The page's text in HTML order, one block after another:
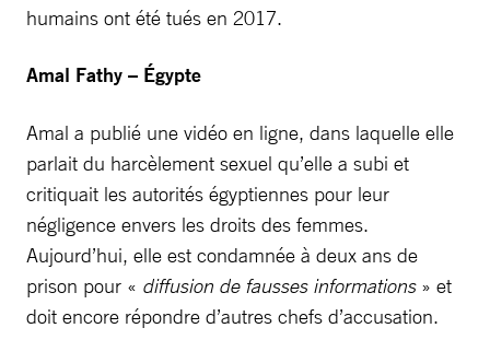
humains ont été tués en 2017.
Amal Fathy – Égypte
Amal a publié une vidéo en ligne, dans laquelle elle
parlait du harcèlement sexuel qu’elle a subi et
critiquait les autorités égyptiennes pour leur
négligence envers les droits des femmes.
Aujourd’hui, elle est condamnée à deux ans de
prison pour « diffusion de fausses informations» et
doit encore répondre d’autres chefs d’accusation.